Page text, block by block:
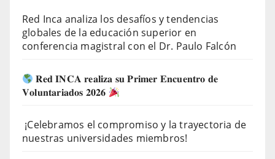
Red Inca analiza los desafíos y tendencias
globales de la educación superior en
conferencia magistral con el Dr. Paulo Falcón
𝐑𝐞𝐝 𝐈𝐍𝐂𝐀 𝐫𝐞𝐚𝐥𝐢𝐳𝐚 𝐬𝐮 𝐏𝐫𝐢𝐦𝐞𝐫 𝐄𝐧𝐜𝐮𝐞𝐧𝐭𝐫𝐨 𝐝𝐞
𝐕𝐨𝐥𝐮𝐧𝐭𝐚𝐫𝐢𝐚𝐝𝐨𝐬 𝟐𝟎𝟐𝟔
¡Celebramos el compromiso y la trayectoria de
nuestras universidades miembros!